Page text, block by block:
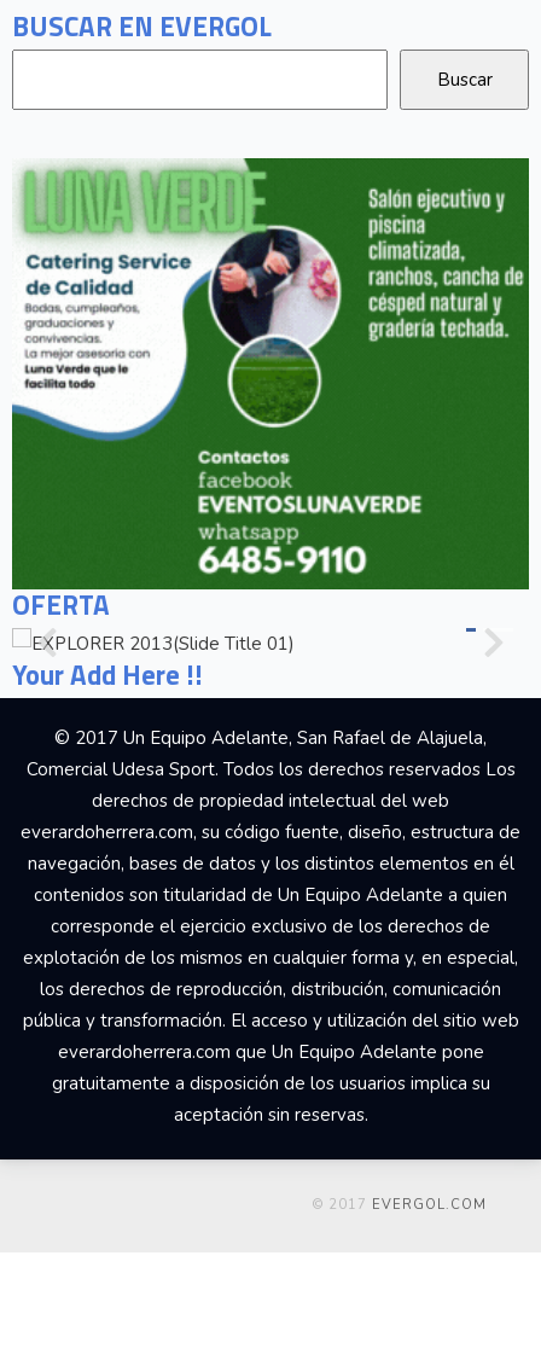
BUSCAR EN EVERGOL
OFERTA
Your Add Here !!
© 2017 Un Equipo Adelante, San Rafael de Alajuela,
Comercial Udesa Sport. Todos los derechos reservados Los
derechos de propiedad intelectual del web
everardoherrera.com, su código fuente, diseño, estructura de
navegación, bases de datos y los distintos elementos en él
contenidos son titularidad de Un Equipo Adelante a quien
corresponde el ejercicio exclusivo de los derechos de
explotación de los mismos en cualquier forma y, en especial,
los derechos de reproducción, distribución, comunicación
pública y transformación. El acceso y utilización del sitio web
everardoherrera.com que Un Equipo Adelante pone
gratuitamente a disposición de los usuarios implica su
aceptación sin reservas.
© 2017 EVERGOL.COM